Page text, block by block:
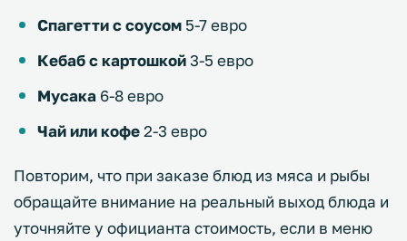
Спагетти с соусом 5-7 евро
Кебаб с картошкой3-5 евро
Мусака 6-8 евро
Чай или кофе2-3 евро
Повторим, что при заказе блюд из мяса и рыбы
обращайте внимание на реальный выход блюда и
уточняйте у официанта стоимость, если в меню